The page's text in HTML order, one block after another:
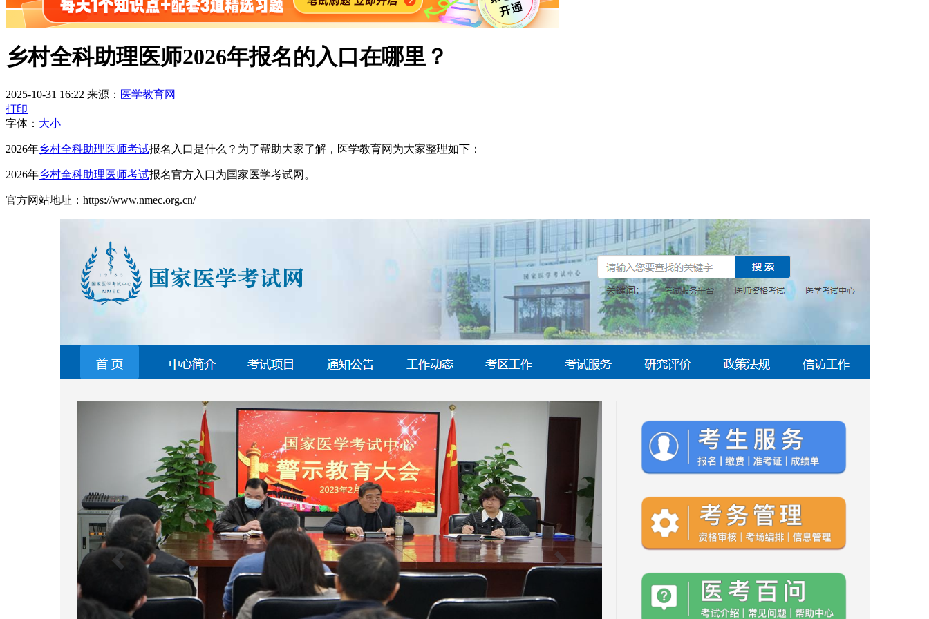
乡村全科助理医师2026年报名的入口在哪里？
2025-10-31 16:22 来源： 医学教育网
打印
字体： 大小
2026年乡村全科助理医师考试报名入口是什么？为了帮助大家了解，医学教育网为大家整理如下：
2026年乡村全科助理医师考试报名官方入口为国家医学考试网。
官方网站地址：https://www.nmec.org.cn/